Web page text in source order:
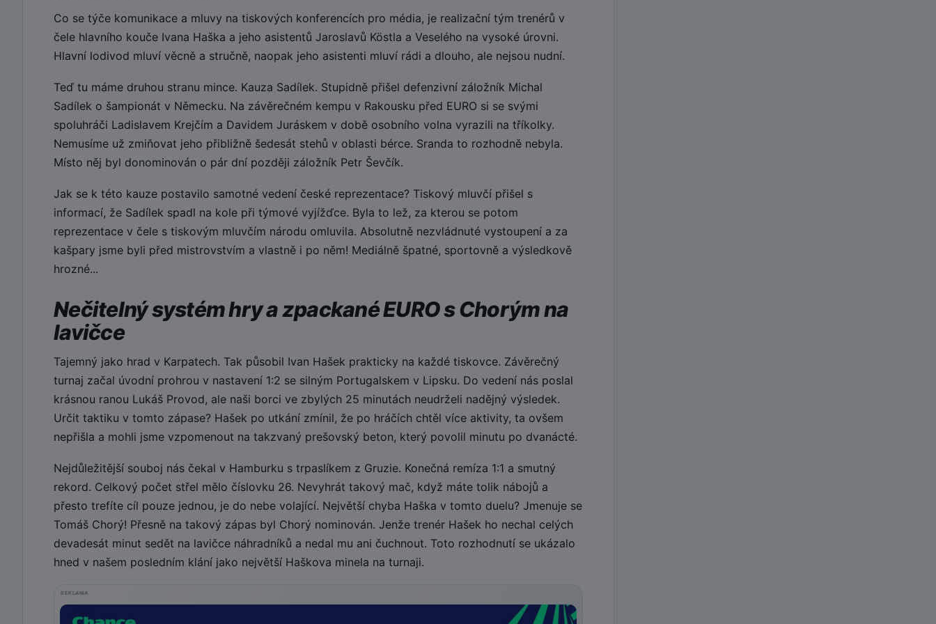
Co se týče komunikace a mluvy na tiskových konferencích pro média, je realizační tým trenérů v
čele hlavního kouče Ivana Haška a jeho asistentů Jaroslavů Köstla a Veselého na vysoké úrovni.
Hlavní lodivod mluví věcně a stručně, naopak jeho asistenti mluví rádi a dlouho, ale nejsou nudní.
Teď tu máme druhou stranu mince. Kauza Sadílek. Stupidně přišel defenzivní záložník Michal
Sadílek o šampionát v Německu. Na závěrečném kempu v Rakousku před EURO si se svými
spoluhráči Ladislavem Krejčím a Davidem Juráskem v době osobního volna vyrazili na tříkolky.
Nemusíme už zmiňovat jeho přibližně šedesát stehů v oblasti bérce. Sranda to rozhodně nebyla.
Místo něj byl donominován o pár dní později záložník Petr Ševčík.
Jak se k této kauze postavilo samotné vedení české reprezentace? Tiskový mluvčí přišel s
informací, že Sadílek spadl na kole při týmové vyjížďce. Byla to lež, za kterou se potom
reprezentace v čele s tiskovým mluvčím národu omluvila. Absolutně nezvládnuté vystoupení a za
kašpary jsme byli před mistrovstvím a vlastně i po něm! Mediálně špatné, sportovně a výsledkově
hrozné...
Nečitelný systém hry a zpackané EURO s Chorým na
lavičce
Tajemný jako hrad v Karpatech. Tak působil Ivan Hašek prakticky na každé tiskovce. Závěrečný
turnaj začal úvodní prohrou v nastavení 1:2 se silným Portugalskem v Lipsku. Do vedení nás poslal
krásnou ranou Lukáš Provod, ale naši borci ve zbylých 25 minutách neudrželi nadějný výsledek.
Určit taktiku v tomto zápase? Hašek po utkání zmínil, že po hráčích chtěl více aktivity, ta ovšem
nepřišla a mohli jsme vzpomenout na takzvaný prešovský beton, který povolil minutu po dvanácté.
Nejdůležitější souboj nás čekal v Hamburku s trpaslíkem z Gruzie. Konečná remíza 1:1 a smutný
rekord. Celkový počet střel mělo číslovku 26. Nevyhrát takový mač, když máte tolik nábojů a
přesto trefíte cíl pouze jednou, je do nebe volající. Největší chyba Haška v tomto duelu? Jmenuje se
Tomáš Chorý! Přesně na takový zápas byl Chorý nominován. Jenže trenér Hašek ho nechal celých
devadesát minut sedět na lavičce náhradníků a nedal mu ani čuchnout. Toto rozhodnutí se ukázalo
hned v našem posledním klání jako největší Haškova minela na turnaji.
REKLAMA